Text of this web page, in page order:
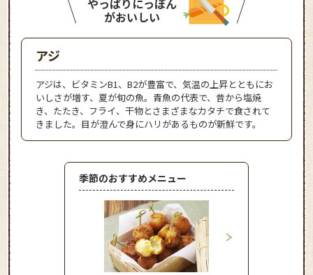
やっぱりにっぽん
がおいしい
アジ
アジは、ビタミンB1、B2が豊富で、気温の上昇とともにお
いしさが増す、夏が旬の魚。青魚の代表で、昔から塩焼
き、たたき、フライ、干物とさまざまなカタチで食されて
きました。目が澄んで身にハリがあるものが新鮮です。
季節のおすすめメニュー